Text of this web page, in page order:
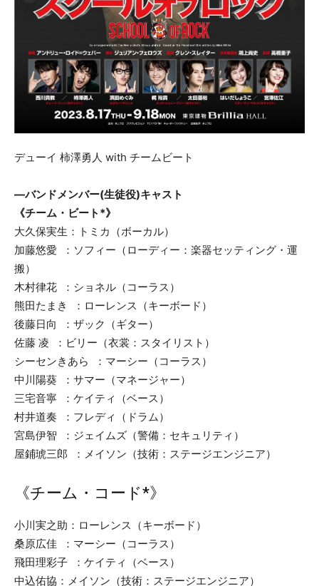
デューイ 柿澤勇人 with チームビート
―バンドメンバー(生徒役)キャスト
《チーム・ビート*》
大久保実生：トミカ（ボーカル）
加藤悠愛 ：ソフィー（ローディー：楽器セッティング・運
搬）
木村律花 ：ショネル（コーラス）
熊田たまき ：ローレンス（キーボード）
後藤日向 ：ザック（ギター）
佐藤 凌 ：ビリー（衣裳：スタイリスト）
シーセンきあら ：マーシー（コーラス）
中川陽葵 ：サマー（マネージャー）
三宅音寧 ：ケイティ（ベース）
村井道奏 ：フレディ（ドラム）
宮島伊智 ：ジェイムズ（警備：セキュリティ）
屋鋪琥三郎 ：メイソン（技術：ステージエンジニア）
《チーム・コード*》
小川実之助：ローレンス（キーボード）
桑原広佳 ：マーシー（コーラス）
飛田理彩子 ：ケイティ（ベース）
中込佑協：メイソン（技術：ステージエンジニア）